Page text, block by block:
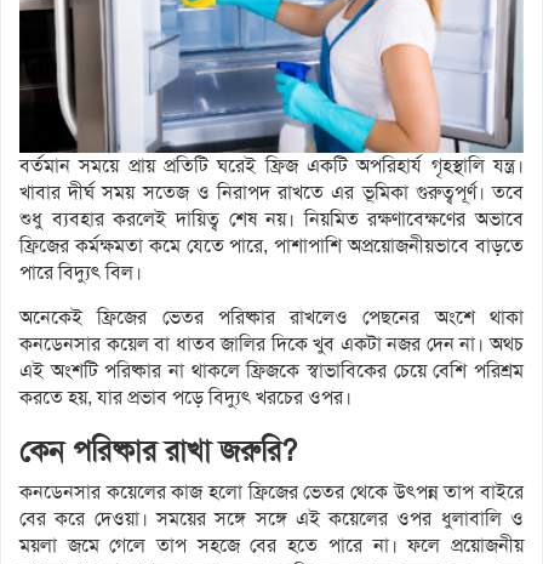
বর্তমান সময়ে প্রায় প্রতিটি ঘরেই ফ্রিজ একটি অপরিহার্য গৃহস্থালি যন্ত্র।
খাবার দীর্ঘ সময় সতেজ ও নিরাপদ রাখতে এর ভূমিকা গুরুত্বপূর্ণ। তবে
শুধু ব্যবহার করলেই দায়িত্ব শেষ নয়। নিয়মিত রক্ষণাবেক্ষণের অভাবে
ফ্রিজের কর্মক্ষমতা কমে যেতে পারে, পাশাপাশি অপ্রয়োজনীয়ভাবে বাড়তে
পারে বিদ্যুৎ বিল।
অনেকেই ফ্রিজের ভেতর পরিষ্কার রাখলেও পেছনের অংশে থাকা
কনডেনসার কয়েল বা ধাতব জালির দিকে খুব একটা নজর দেন না। অথচ
এই অংশটি পরিষ্কার না থাকলে ফ্রিজকে স্বাভাবিকের চেয়ে বেশি পরিশ্রম
করতে হয়, যার প্রভাব পড়ে বিদ্যুৎ খরচের ওপর।
কেন পরিষ্কার রাখা জরুরি?
কনডেনসার কয়েলের কাজ হলো ফ্রিজের ভেতর থেকে উৎপন্ন তাপ বাইরে
বের করে দেওয়া। সময়ের সঙ্গে সঙ্গে এই কয়েলের ওপর ধুলাবালি ও
ময়লা জমে গেলে তাপ সহজে বের হতে পারে না। ফলে প্রয়োজনীয়